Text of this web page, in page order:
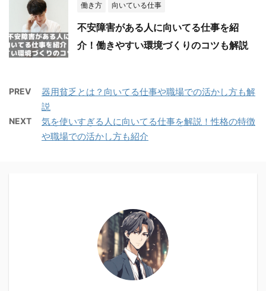
働き方 向いている仕事
不安障害がある人に向いてる仕事を紹
介！働きやすい環境づくりのコツも解説
PREV
器用貧乏とは？向いてる仕事や職場での活かし方も解
説
NEXT
気を使いすぎる人に向いてる仕事を解説！性格の特徴
や職場での活かし方も紹介